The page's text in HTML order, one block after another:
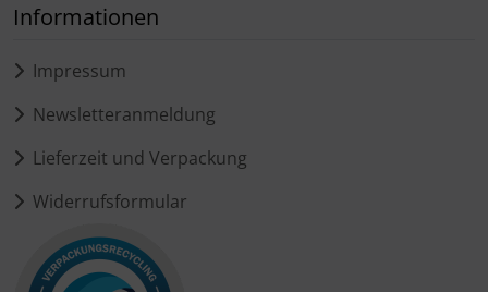
Informationen
Impressum
Newsletteranmeldung
Lieferzeit und Verpackung
Widerrufsformular